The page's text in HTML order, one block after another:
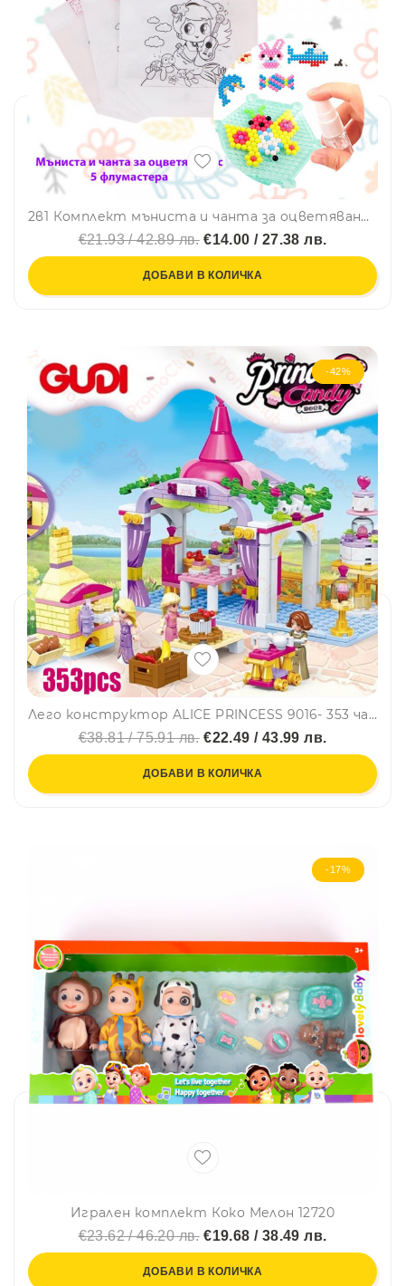
2в1 Комплект мъниста и чанта за оцветяване с 5 флумастера -ТВОРЧЕСКА ДЕЙНОСТ 2801
€21.93 / 42.89 лв.€14.00 / 27.38 лв.
ДОБАВИ В КОЛИЧКА
-42%
Лего конструктор ALICE PRINCESS 9016- 353 части, GUDI, 6+
€38.81 / 75.91 лв.€22.49 / 43.99 лв.
ДОБАВИ В КОЛИЧКА
-17%
Игрален комплект Коко Мелон 12720
€23.62 / 46.20 лв.€19.68 / 38.49 лв.
ДОБАВИ В КОЛИЧКА